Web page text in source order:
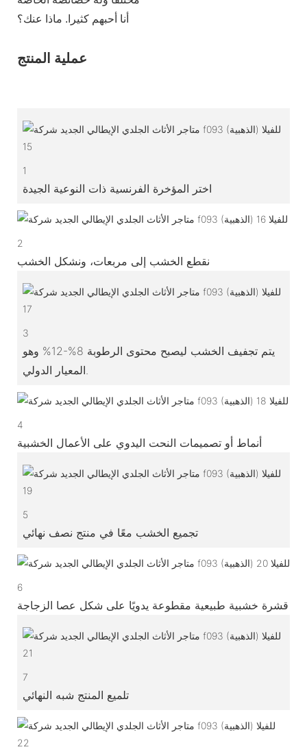
أنا أحبهم كثيرا. ماذا عنك؟
عملية المنتج
1
اختر المؤخرة الفرنسية ذات النوعية الجيدة
2
نقطع الخشب إلى مربعات، ونشكل الخشب
3
يتم تجفيف الخشب ليصبح محتوى الرطوبة 8%-12% وهو
4
أنماط أو تصميمات النحت اليدوي على الأعمال الخشبية
5
تجميع الخشب معًا في منتج نصف نهائي
6
قشرة خشبية طبيعية مقطوعة يدويًا على شكل عصا الزجاجة
7
تلميع المنتج شبه النهائي